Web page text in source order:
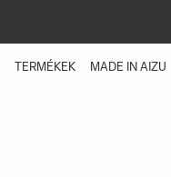
TERMÉKEK MADE IN AIZU